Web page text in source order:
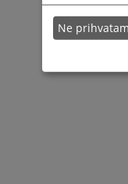
Ne prihvatam